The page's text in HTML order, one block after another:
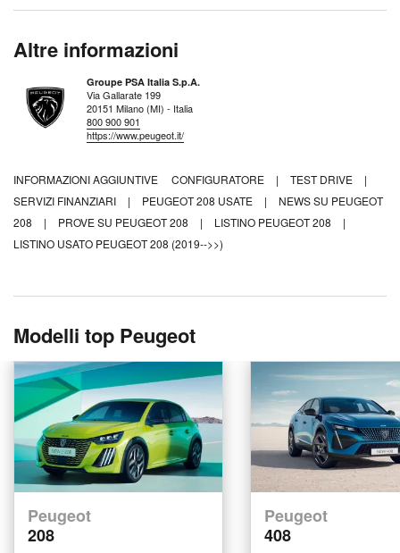
Altre informazioni
Groupe PSA Italia S.p.A.
Via Gallarate 199
20151 Milano (MI) - Italia
800 900 901
https://www.peugeot.it/
INFORMAZIONI AGGIUNTIVE CONFIGURATORE | TEST DRIVE
|
SERVIZI FINANZIARI
| PEUGEOT 208 USATE |
NEWS SU PEUGEOT
208
| PROVE SU PEUGEOT 208 | LISTINO PEUGEOT 208
|
LISTINO USATO PEUGEOT 208 (2019-->>)
Modelli top Peugeot
Peugeot
208
Peugeot
408